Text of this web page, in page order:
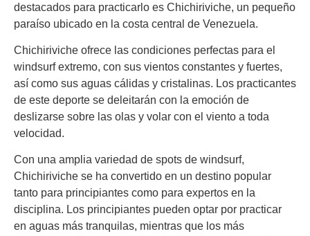
destacados para practicarlo es Chichiriviche, un pequeño
paraíso ubicado en la costa central de Venezuela.
Chichiriviche ofrece las condiciones perfectas para el
windsurf extremo, con sus vientos constantes y fuertes,
así como sus aguas cálidas y cristalinas. Los practicantes
de este deporte se deleitarán con la emoción de
deslizarse sobre las olas y volar con el viento a toda
velocidad.
Con una amplia variedad de spots de windsurf,
Chichiriviche se ha convertido en un destino popular
tanto para principiantes como para expertos en la
disciplina. Los principiantes pueden optar por practicar
en aguas más tranquilas, mientras que los más